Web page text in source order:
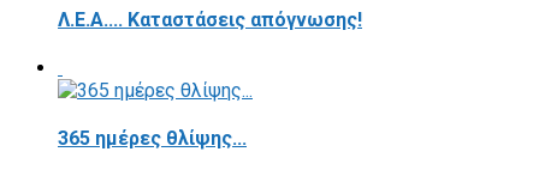
Λ.Ε.Α.... Καταστάσεις απόγνωσης!
365 ημέρες θλίψης...